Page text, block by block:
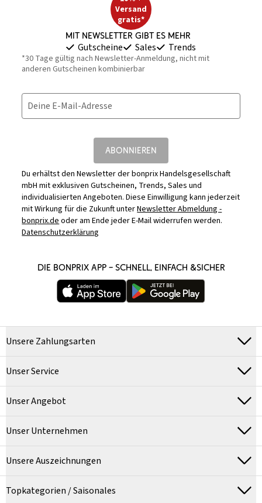
Versand
gratis*
Mit Newsletter gibt es mehr
Gutscheine Sales Trends
*30 Tage gültig nach Newsletter-Anmeldung, nicht mit
anderen Gutscheinen kombinierbar
Deine E-Mail-Adresse
ABONNIEREN
Du erhältst den Newsletter der bonprix Handelsgesellschaft
mbH mit exklusiven Gutscheinen, Trends, Sales und
individualisierten Angeboten. Diese Einwilligung kann jederzeit
mit Wirkung für die Zukunft unterNewsletter Abmeldung -
bonprix.deoder am Ende jeder E-Mail widerrufen werden.
Datenschutzerklärung
DIE BONPRIX APP – SCHNELL, EINFACH &SICHER
Unsere Zahlungsarten
Unser Service
Unser Angebot
Unser Unternehmen
Unsere Auszeichnungen
Topkategorien / Saisonales